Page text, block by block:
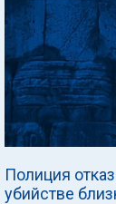
Полиция
убийстве